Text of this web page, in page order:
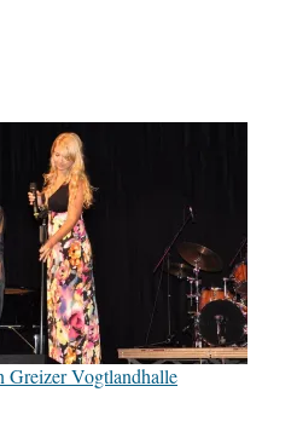
Greizer Vogtlandhalle